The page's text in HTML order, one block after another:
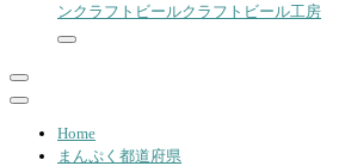
ンクラフトビールクラフトビール工房
Home
まんぷく都道府県